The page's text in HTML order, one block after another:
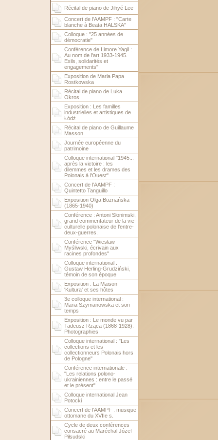
Récital de piano de Jihyé Lee
Concert de l'AAMPF : "Carte
blanche à Beata HALSKA"
Colloque : "25 années de
démocratie"
Conférence de Limore Yagil :
Au nom de l'art 1933-1945.
Exils, solidarités et
engagements"
Exposition de Maria Papa
Rostkowska
Récital de piano de Luka
Okros
Exposition : Les familles
industrielles et artistiques de
Łódź
Récital de piano de Guillaume
Masson
Journée européenne du
patrimoine
Colloque international "1945...
après la victoire : les
dilemmes et les drames des
Polonais à l'Ouest"
Concert de l'AAMPF :
Quintetto Tanguillo
Exposition Olga Boznańska
(1865-1940)
Conférence : Antoni Słonimski,
grand commentateur de la vie
culturelle polonaise de l'entre-
deux-guerres.
Conférence "Wiesław
Myśliwski, écrivain aux
racines profondes"
Colloque international :
Gustaw Herling-Grudziński,
témoin de son époque
Exposition : La Maison
'Kultura' et ses hôtes
3e colloque international :
Maria Szymanowska et son
temps
Exposition : Le monde vu par
Tadeusz Rząca (1868-1928).
Photographies
Colloque international : "Les
collections et les
collectionneurs Polonais hors
de Pologne"
Conférence internationale :
"Les relations polono-
ukrainiennes : entre le passé
et le présent"
Colloque international Jean
Potocki
Concert de l'AAMPF : musique
ottomane du XVIIe s.
Cycle de deux conférences
consacré au Maréchal Józef
Piłsudski